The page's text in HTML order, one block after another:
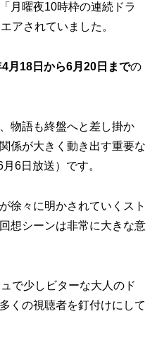
月曜夜10時枠の連続ドラ
アされていました。
月18日から6月20日までの
物語も終盤へと差し掛か
係が大きく動き出す重要な
6日放送） です。
徐々に明かされていくスト
想シーンは非常に大きな意
で少しビターな大人のド
くの視聴者を釘付けにして